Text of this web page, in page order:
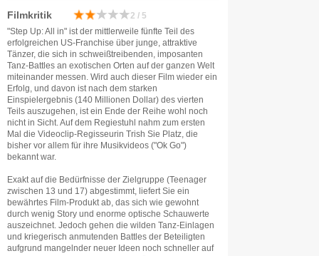
Filmkritik 2 / 5
"Step Up: All in" ist der mittlerweile fünfte Teil des
erfolgreichen US-Franchise über junge, attraktive
Tänzer, die sich in schweißtreibenden, imposanten
Tanz-Battles an exotischen Orten auf der ganzen Welt
miteinander messen. Wird auch dieser Film wieder ein
Erfolg, und davon ist nach dem starken
Einspielergebnis (140 Millionen Dollar) des vierten
Teils auszugehen, ist ein Ende der Reihe wohl noch
nicht in Sicht. Auf dem Regiestuhl nahm zum ersten
Mal die Videoclip-Regisseurin Trish Sie Platz, die
bisher vor allem für ihre Musikvideos ("Ok Go")
bekannt war.
Exakt auf die Bedürfnisse der Zielgruppe (Teenager
zwischen 13 und 17) abgestimmt, liefert Sie ein
bewährtes Film-Produkt ab, das sich wie gewohnt
durch wenig Story und enorme optische Schauwerte
auszeichnet. Jedoch gehen die wilden Tanz-Einlagen
und kriegerisch anmutenden Battles der Beteiligten
aufgrund mangelnder neuer Ideen noch schneller auf